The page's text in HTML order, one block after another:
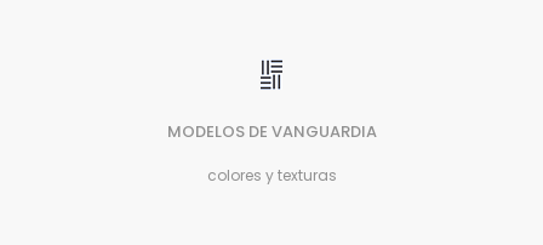
MODELOS DE VANGUARDIA
colores y texturas